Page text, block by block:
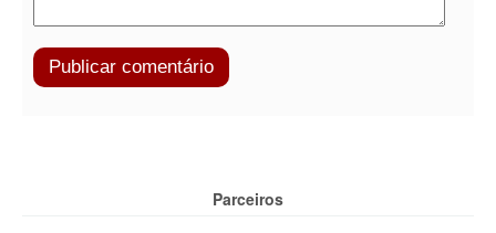
Parceiros